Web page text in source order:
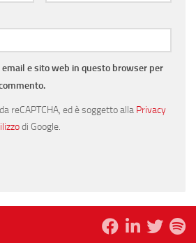
email e sito web in questo browser per
reCAPTCHA, ed è soggetto alla Privacy
di Google.